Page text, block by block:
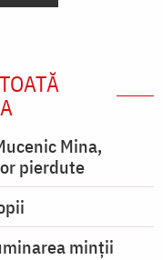
Mina,
pierdute
minţii